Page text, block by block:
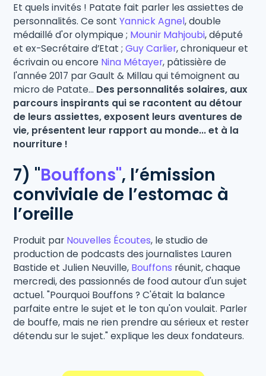
Et quels invités ! Patate fait parler les assiettes de
personnalités. Ce sontYannick Agnel, double
médaillé d'or olympique ; Mounir Mahjoubi, député
et ex-Secrétaire d’Etat ;Guy Carlier, chroniqueur et
écrivain ou encore Nina Métayer, pâtissière de
l'année 2017 par Gault & Millau qui témoignent au
micro de Patate... Des personnalités solaires, aux
parcours inspirants qui se racontent au détour
de leurs assiettes, exposent leurs aventures de
vie, présentent leur rapport au monde... et à la
nourriture !
7) "Bouffons", l’émission
conviviale de l’estomac à
l’oreille
Produit par Nouvelles Écoutes, le studio de
production de podcasts des journalistes Lauren
Bastide et Julien Neuville, Bouffons réunit, chaque
mercredi, des passionnés de food autour d'un sujet
actuel. "Pourquoi Bouffons ? C'était la balance
parfaite entre le sujet et le ton qu'on voulait. Parler
de bouffe, mais ne rien prendre au sérieux et rester
détendu sur le sujet." explique les deux fondateurs.